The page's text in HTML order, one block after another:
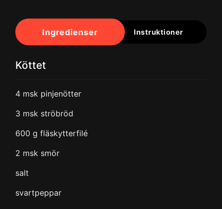
Ingredienser Instruktioner
Köttet
4 msk pinjenötter
3 msk ströbröd
600 g fläskytterfilé
2 msk smör
salt
svartpeppar